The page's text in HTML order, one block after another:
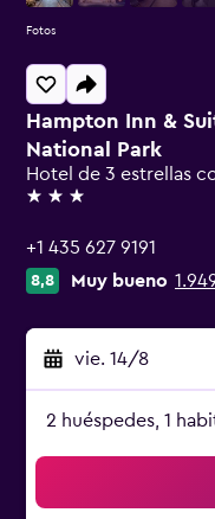
Hampton Inn &
National Park
Hotel de 3 estrellas
3 estrellas
+1 435 627 9191
8,8 Muy bueno
vie. 14/8
2 huéspedes, 1
Fotos